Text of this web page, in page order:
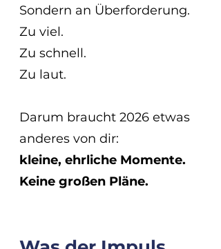
Sondern an Überforderung.
Zu viel.
Zu schnell.
Zu laut.
Darum braucht 2026 etwas
anderes von dir:
kleine, ehrliche Momente.
Keine großen Pläne.